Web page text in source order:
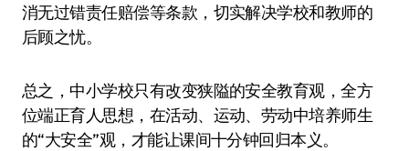
消无过错责任赔偿等条款，切实解决学校和教师的
后顾之忧。
总之，中小学校只有改变狭隘的安全教育观，全方
位端正育人思想，在活动、运动、劳动中培养师生
的“大安全”观，才能让课间十分钟回归本义。